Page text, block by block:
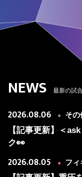
ク👀
NEWS 最新の試
2026.08.06 ● その
【記事更新】＜
ク👀
2026.08.05 ● フィ